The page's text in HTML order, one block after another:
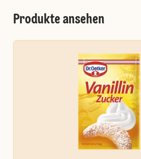
Produkte ansehen